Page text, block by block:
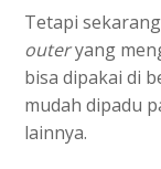
Tetapi
outeryang
bisa dipakai di
mudah dipadu
lainnya.